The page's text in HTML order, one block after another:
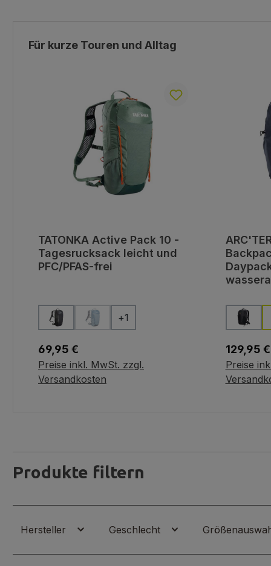
Produktgalerie überspringen
Für kurze Touren und Alltag
TATONKA Active Pack 10 -
Tagesrucksack leicht und
PFC/PFAS-frei
Farbe auswählen
(Diese Option ist zurzeit nicht verfügbar.)
+1
Regulärer Preis:
69,95 €
Preise inkl. MwSt. zzgl.
Versandkosten
Variante wählen
Farbe
129,95 €
Preise
In
Produkte filtern
Hersteller Geschlecht